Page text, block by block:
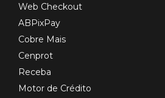
Web Checkout
ABPixPay
Cobre Mais
Cenprot
Receba
Motor de Crédito